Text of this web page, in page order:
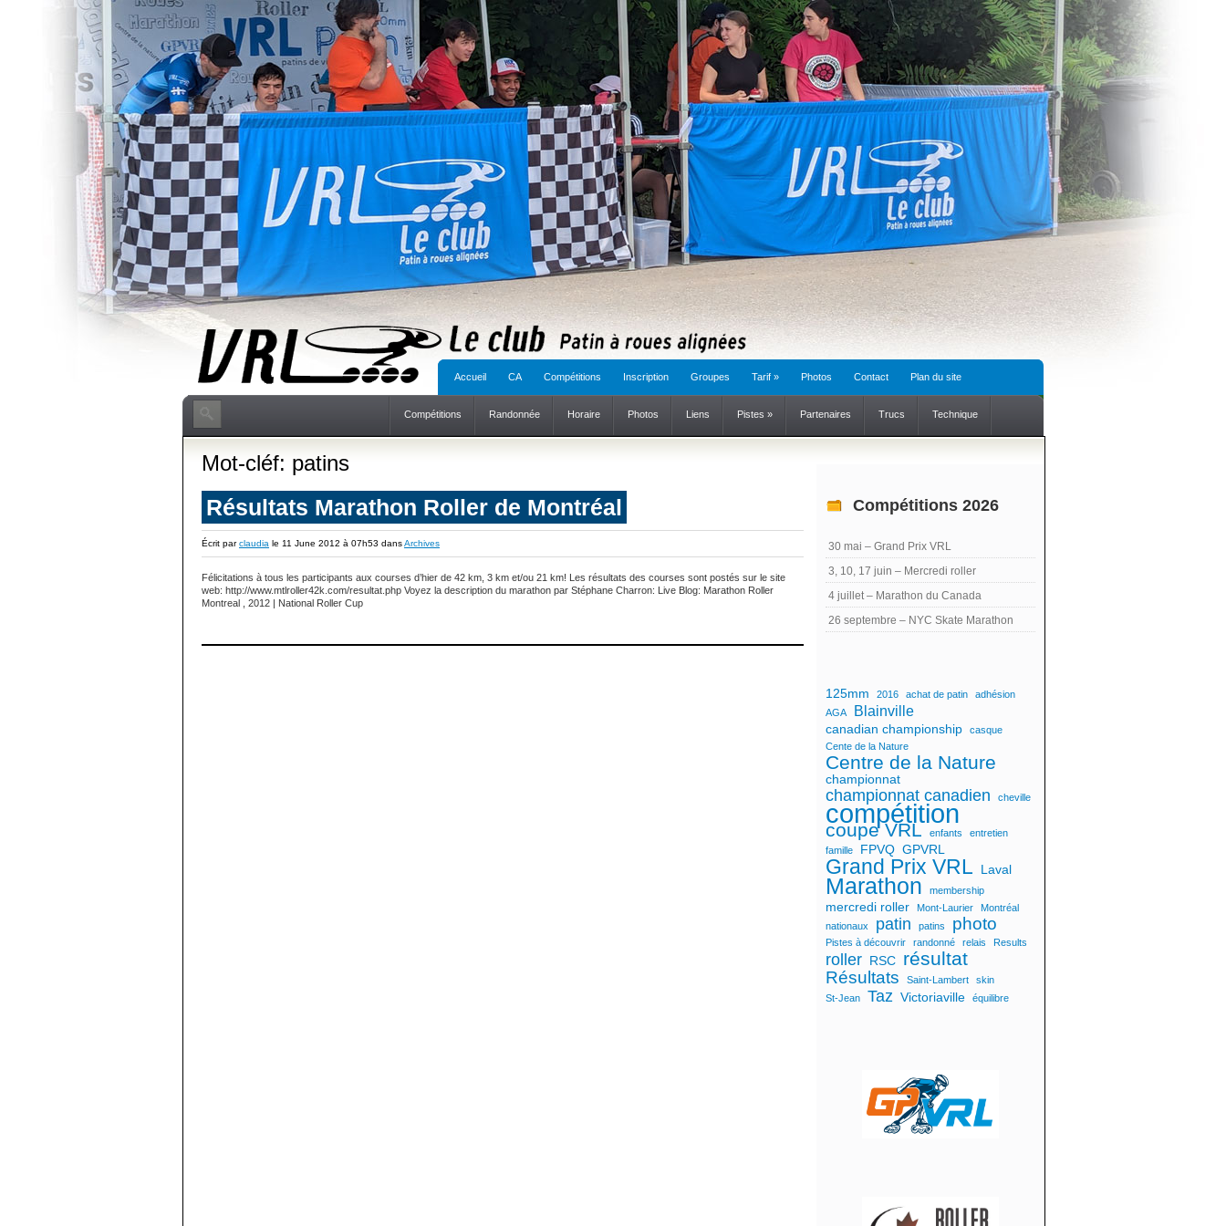
Accueil CA Compétitions Inscription Groupes Tarif » Photos Contact Plan du site
Compétitions Randonnée Horaire Photos Liens Pistes » Partenaires Trucs Technique
Mot-cléf: patins
Résultats Marathon Roller de Montréal
Écrit parclaudia le 11 June 2012 à 07h53 dansArchives
Félicitations à tous les participants aux courses d’hier de 42 km, 3 km et/ou 21 km! Les résultats des courses sont postés sur le site
web: http://www.mtlroller42k.com/resultat.php Voyez la description du marathon par Stéphane Charron: Live Blog: Marathon Roller
Montreal , 2012 | National Roller Cup
Compétitions 2026
30 mai – Grand Prix VRL
3, 10, 17 juin – Mercredi roller
4 juillet – Marathon du Canada
26 septembre – NYC Skate Marathon
125mm 2016 achat de patin
adhésion
AGA
Blainville
canadian championship
casque
Cente de la Nature
Centre de la Nature
championnat
championnat canadien cheville
compétition
coupe VRL enfants
entretien
famille
FPVQ GPVRL
Grand Prix VRL Laval
Marathon membership
mercredi roller Mont-Laurier
Montréal
nationaux
patin patins photo
Pistes à découvrir randonné relais Results
roller RSC résultat
Résultats Saint-Lambert
skin
St-Jean
Taz Victoriaville équilibre